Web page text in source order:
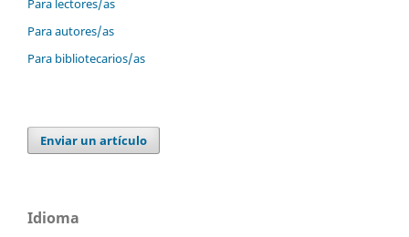
Para lectores/as
Para autores/as
Para bibliotecarios/as
Enviar un artículo
Idioma